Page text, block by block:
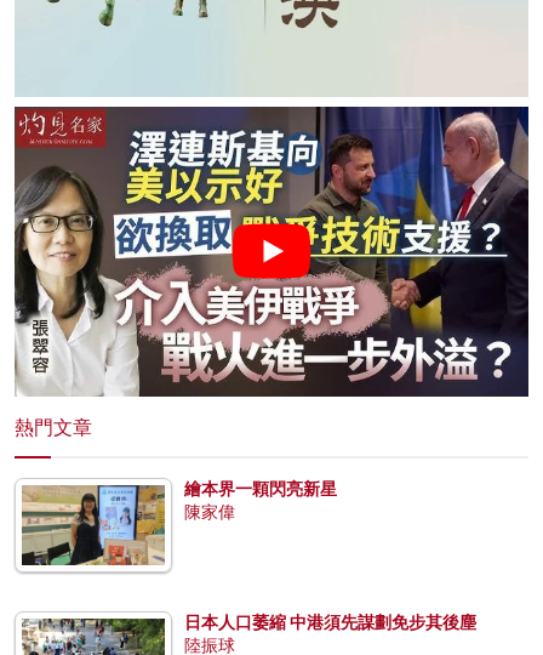
熱門文章
繪本界一顆閃亮新星
陳家偉
日本人口萎縮 中港須先謀劃免步其後塵
陸振球